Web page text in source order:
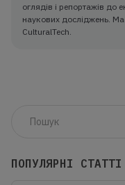
оглядів і репортажів до
наукових досліджень.
CulturalTech.
ПОПУЛЯРНІ СТАТТІ